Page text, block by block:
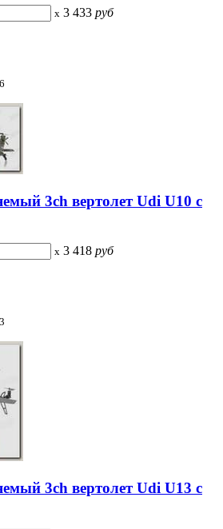
x 3 433 руб
3ch вертолет Udi U10 с
x 3 418 руб
3ch вертолет Udi U13 с